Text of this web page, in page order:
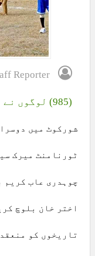
Reporter
(985) لوگوں نے پڑھا
شورکوٹ میں
ٹورنامنٹ میرک
چوہدری عاب کریم